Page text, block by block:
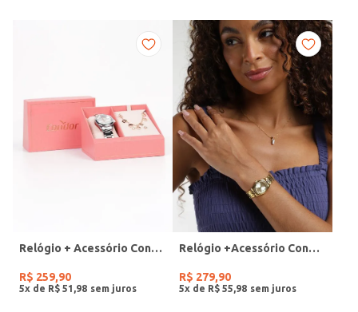
Relógio + Acessório Condor Feminino PRATA
R$ 259,90
5x de R$ 51 98
Relógio +Acessório Condor Feminino DOURADO
R$ 279,90
5x de R$ 55 98